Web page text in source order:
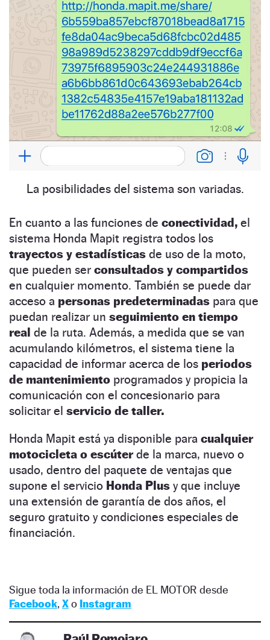
La posibilidades del sistema son variadas.
En cuanto a las funciones de conectividad, el
sistema Honda Mapit registra todos los
trayectos y estadísticas de uso de la moto,
que pueden ser consultados y compartidos
en cualquier momento. También se puede dar
acceso a personas predeterminadas para que
puedan realizar un seguimiento en tiempo
real de la ruta. Además, a medida que se van
acumulando kilómetros, el sistema tiene la
capacidad de informar acerca de los periodos
de mantenimiento programados y propicia la
comunicación con el concesionario para
solicitar el servicio de taller.
Honda Mapit está ya disponible para cualquier
motocicleta o escúterde la marca, nuevo o
usado, dentro del paquete de ventajas que
supone el servicio Honda Plus y que incluye
una extensión de garantía de dos años, el
seguro gratuito y condiciones especiales de
financiación.
Sigue toda la información de EL MOTOR desde
Facebook, Xo Instagram